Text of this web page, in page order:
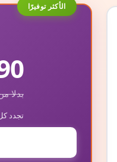
الأكثر توفيرًا
بدلا
تجدد